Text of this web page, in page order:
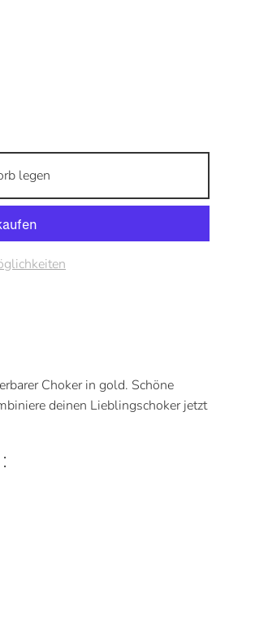
legen
Choker in gold. Schöne
deinen Lieblingschoker jetzt